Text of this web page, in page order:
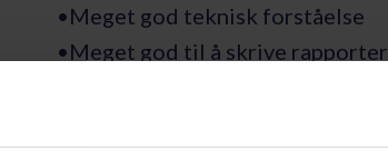
•Meget god teknisk forståelse
•Meget god til å skrive rapporter